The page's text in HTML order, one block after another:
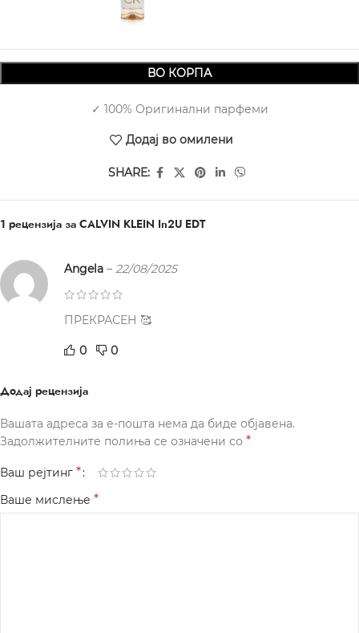
ВО КОРПА
✓ 100% Оригинални парфеми
Додај во омилени
SHARE:
1 рецензија за CALVIN KLEIN In2U EDT
Angela – 22/08/2025
ПРЕКРАСЕН 🥰
0 0
Додај рецензија
Вашата адреса за е-пошта нема да биде објавена.
Задолжителните полиња се означени со *
Ваш рејтинг *
Ваше мислење *